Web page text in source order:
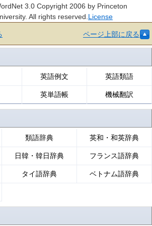
3.0 Copyright 2006 by Princeton
All rights reserved. License
ページ上部に戻る
英語例文 英語類語
英単語帳 機械翻訳
類語辞典 英和・和英辞典
日韓・韓日辞典 フランス語辞典
タイ語辞典 ベトナム語辞典